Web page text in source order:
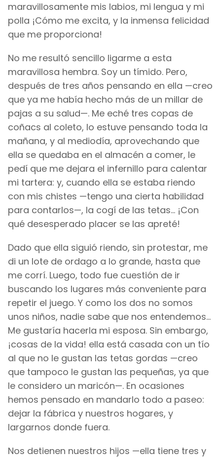
maravillosamente mis labios, mi lengua y mi
polla ¡Cómo me excita, y la inmensa felicidad
que me proporciona!
No me resultó sencillo ligarme a esta
maravillosa hembra. Soy un tímido. Pero,
después de tres años pensando en ella —creo
que ya me había hecho más de un millar de
pajas a su salud—. Me eché tres copas de
coñacs al coleto, lo estuve pensando toda la
mañana, y al mediodía, aprovechando que
ella se quedaba en el almacén a comer, le
pedí que me dejara el infernillo para calentar
mi tartera: y, cuando ella se estaba riendo
con mis chistes —tengo una cierta habilidad
para contarlos—, la cogí de las tetas... ¡Con
qué desesperado placer se las apreté!
Dado que ella siguió riendo, sin protestar, me
di un lote de ordago a lo grande, hasta que
me corrí. Luego, todo fue cuestión de ir
buscando los lugares más conveniente para
repetir el juego. Y como los dos no somos
unos niños, nadie sabe que nos entendemos...
Me gustaría hacerla mi esposa. Sin embargo,
¡cosas de la vida! ella está casada con un tío
al que no le gustan las tetas gordas —creo
que tampoco le gustan las pequeñas, ya que
le considero un maricón—. En ocasiones
hemos pensado en mandarlo todo a paseo:
dejar la fábrica y nuestros hogares, y
largarnos donde fuera.
Nos detienen nuestros hijos —ella tiene tres y